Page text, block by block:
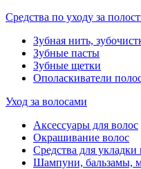
Средства по уходу за
Зубная нить,
Зубные пасты
Зубные щетки
Ополаскиватели
Уход за волосами
Аксессуары для волос
Окрашивание волос
Средства для укладки
Шампуни, бальзамы,